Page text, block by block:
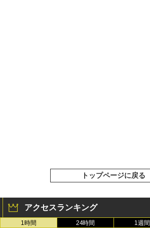
トップページに戻る
アクセスランキング
1時間 24時間 1週間